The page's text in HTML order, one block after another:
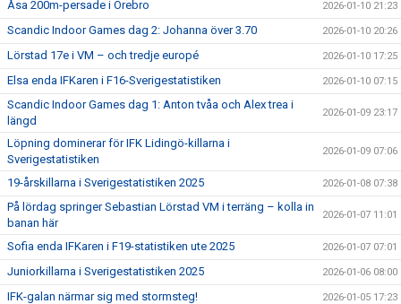
Åsa 200m-persade i Örebro 2026-01-10 21:23
Scandic Indoor Games dag 2: Johanna över 3.70 2026-01-10 20:26
Lörstad 17e i VM – och tredje europé 2026-01-10 17:25
Elsa enda IFKaren i F16-Sverigestatistiken 2026-01-10 07:15
Scandic Indoor Games dag 1: Anton tvåa och Alex trea i
längd
2026-01-09 23:17
Löpning dominerar för IFK Lidingö-killarna i
Sverigestatistiken
2026-01-09 07:06
19-årskillarna i Sverigestatistiken 2025 2026-01-08 07:38
På lördag springer Sebastian Lörstad VM i terräng – kolla in
banan här
2026-01-07 11:01
Sofia enda IFKaren i F19-statistiken ute 2025 2026-01-07 07:01
Juniorkillarna i Sverigestatistiken 2025 2026-01-06 08:00
IFK-galan närmar sig med stormsteg! 2026-01-05 17:23